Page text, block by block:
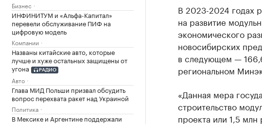
Бизнес
ИНФИНИТУМ и «Альфа-Капитал»
перевели обслуживание ПИФ на
цифровую модель
Компании
Названы китайские авто, которые
лучше и хуже остальных защищены от
угона
РАДИО
Авто
Глава МИД Польши призвал обсудить
вопрос перехвата ракет над Украиной
Политика
В Мексике и Аргентине поддержали
В 2023-2024 годах
на развитие
экономического
новосибирских
в следующем —
региональном
«Данная мера
строительство
проекта или 1,5